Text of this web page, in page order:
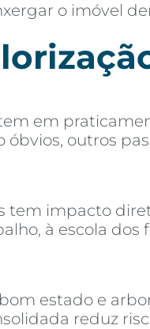
o imóvel
em
óbvios, outros
tem impacto
à escola dos
estado e
reduz